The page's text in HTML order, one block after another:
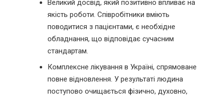
Великий досвід, який позитивно впливає на
якість роботи. Співробітники вміють
поводитися з пацієнтами, є необхідне
обладнання, що відповідає сучасним
стандартам.
Комплексне лікування в Україні, спрямоване
повне відновлення. У результаті людина
поступово очищається фізично, духовно,